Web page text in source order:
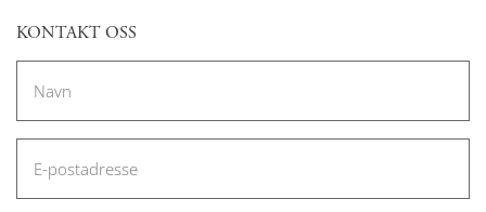
KONTAKT OSS